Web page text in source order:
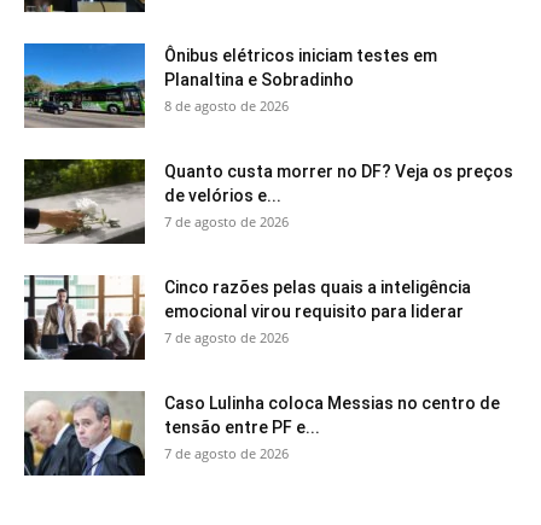
Ônibus elétricos iniciam testes em
Planaltina e Sobradinho
8 de agosto de 2026
Quanto custa morrer no DF? Veja os preços
de velórios e...
7 de agosto de 2026
Cinco razões pelas quais a inteligência
emocional virou requisito para liderar
7 de agosto de 2026
Caso Lulinha coloca Messias no centro de
tensão entre PF e...
7 de agosto de 2026